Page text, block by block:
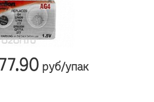
77.90 руб/упак